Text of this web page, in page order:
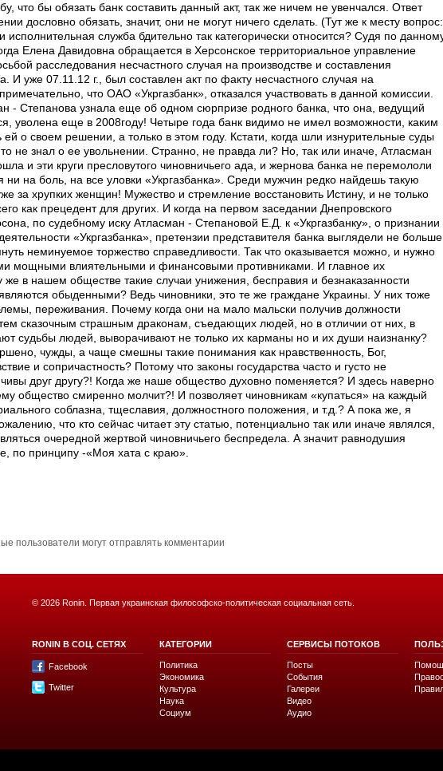
пользователи могут отправлять комментарии
© 2026 Ronin. Первая украинская философско-политическая социальная сеть.
RONIN В СОЦ. СЕТЯХ
Facebook
Twitter
КАТЕГОРИИ
Политика
Экономика
Культура
Наука
Социум
СЕРВИСЫ ПОТОКОВ
Посты
События
Галереи
Видео
Аудио